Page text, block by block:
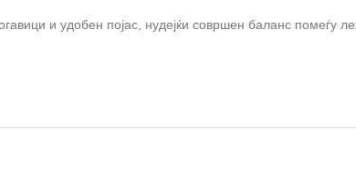
и удобен појас, нудејќи совршен баланс помеѓу